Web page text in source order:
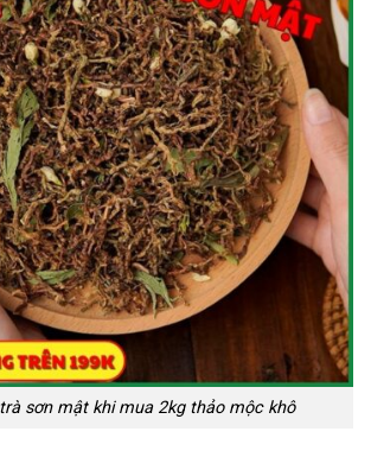
sơn mật khi mua 2kg thảo mộc khô